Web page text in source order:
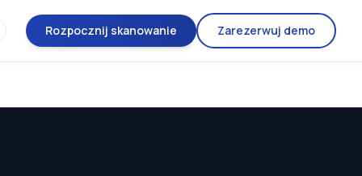
Rozpocznij skanowanie Zarezerwuj demo